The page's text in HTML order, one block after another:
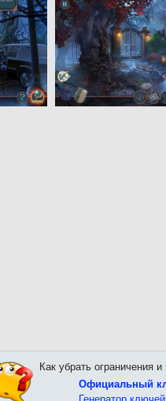
Как убрать ограничения
Официальный